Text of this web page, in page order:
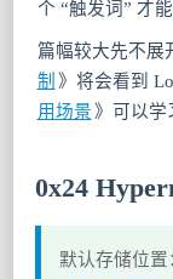
个 “触发词” 才
篇幅较大先不展
制 》将会看到
用场景 》可以学
0x24
默认存储位置